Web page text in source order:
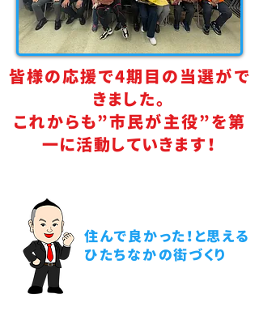
皆様の応援で4期目の当選がで
きました。
これからも”市民が主役”​を第
一に活動していきます！
住んで良かった！と思える
ひたちなかの街づくり